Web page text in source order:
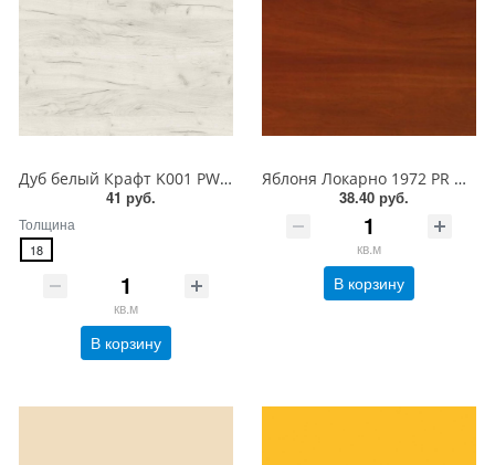
Дуб белый Крафт K001 PW Ultradecor ЛДСП 18 мм
41 руб.
Толщина
18
кв.м
В корзину
Яблоня Локарно 1972 PR Ultradecor ЛДСП 18 мм
38.40 руб.
кв.м
В корзину